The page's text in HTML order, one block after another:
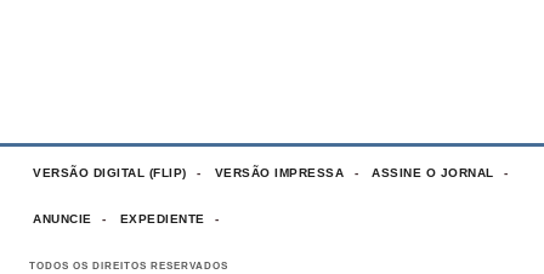
VERSÃO DIGITAL (FLIP) VERSÃO IMPRESSA ASSINE O JORNAL
ANUNCIE EXPEDIENTE
TODOS OS DIREITOS RESERVADOS